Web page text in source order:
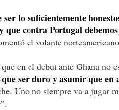
ser lo suficientemente
que contra Portugal
el volante
en el debut ante Ghana no
ser duro y asumir que en
Uno no siempre va a jugar